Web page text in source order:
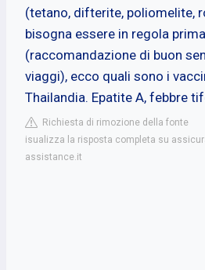
(tetano, difterite, poliomelite,
bisogna essere in regola
(raccomandazione di buon
viaggi), ecco quali sono i
Thailandia. Epatite A, febbre
Richiesta di rimozione della fonte
isualizza la risposta completa su
assistance.it